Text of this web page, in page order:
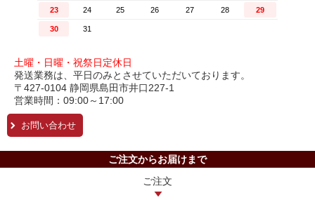
土曜・日曜・祝祭日定休日
発送業務は、平日のみとさせていただいております。
〒427-0104 静岡県島田市井口227-1
営業時間：09:00～17:00
お問い合わせ
ご注文からお届けまで
ご注文